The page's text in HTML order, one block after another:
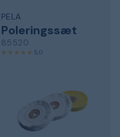
PELA
Poleringssæt
85520
5,0